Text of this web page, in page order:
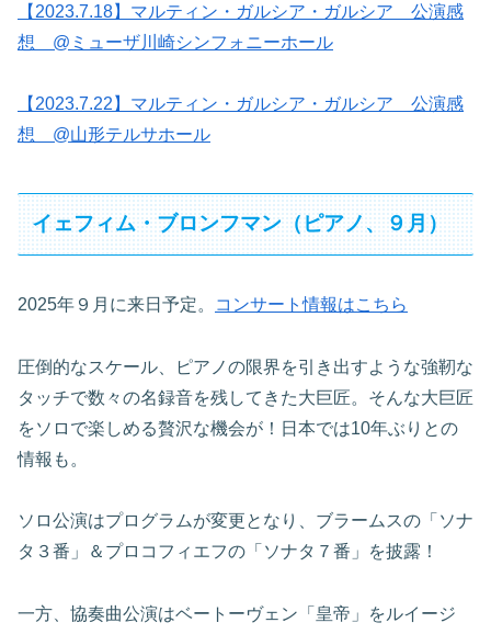
【2023.7.18】マルティン・ガルシア・ガルシア 公演感
想 @ミューザ川崎シンフォニーホール
【2023.7.22】マルティン・ガルシア・ガルシア 公演感
想 @山形テルサホール
イェフィム・ブロンフマン（ピアノ、９月）
2025年９月に来日予定。 コンサート情報はこちら
圧倒的なスケール、ピアノの限界を引き出すような強靭な
タッチで数々の名録音を残してきた大巨匠。そんな大巨匠
をソロで楽しめる贅沢な機会が！日本では10年ぶりとの
情報も。
ソロ公演はプログラムが変更となり、ブラームスの「ソナ
タ３番」＆プロコフィエフの「ソナタ７番」を披露！
一方、協奏曲公演はベートーヴェン「皇帝」をルイージ